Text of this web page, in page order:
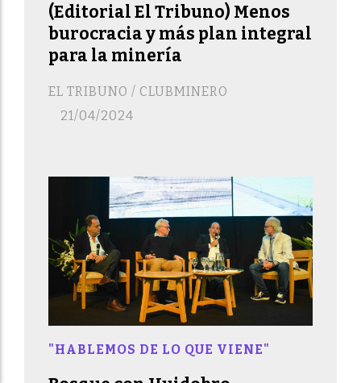
(Editorial El Tribuno) Menos
burocracia y más plan integral
para la minería
EL TRIBUNO / CLUBMINERO
21/04/2024
"HABLEMOS DE LO QUE VIENE"